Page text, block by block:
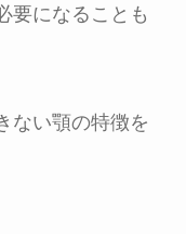
要になることも
ない顎の特徴を